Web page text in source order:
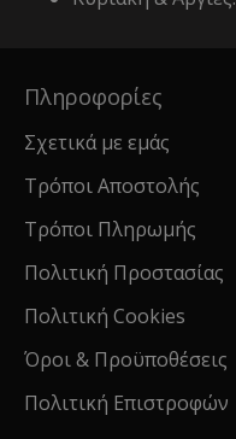
Πληροφορίες
Σχετικά με εμάς
Τρόποι Αποστολής
Τρόποι Πληρωμής
Πολιτική Προστασίας
Πολιτική Cookies
Όροι & Προϋποθέσεις
Πολιτική Επιστροφών